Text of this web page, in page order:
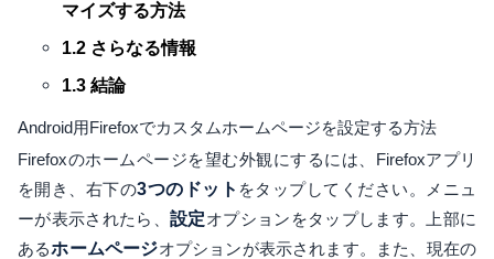
マイズする方法
1.2 さらなる情報
1.3 結論
Android用Firefoxでカスタムホームページを設定する方法
Firefoxのホームページを望む外観にするには、Firefoxアプリ
を開き、右下の3つのドット をタップしてください。メニュ
ーが表示されたら、設定オプションをタップします。上部に
あるホームページオプションが表示されます。また、現在の